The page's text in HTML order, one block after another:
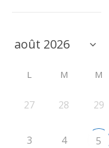
L M M
27 28 29
3 4 5